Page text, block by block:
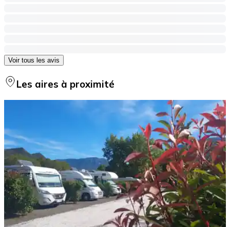
Voir tous les avis
Les aires à proximité